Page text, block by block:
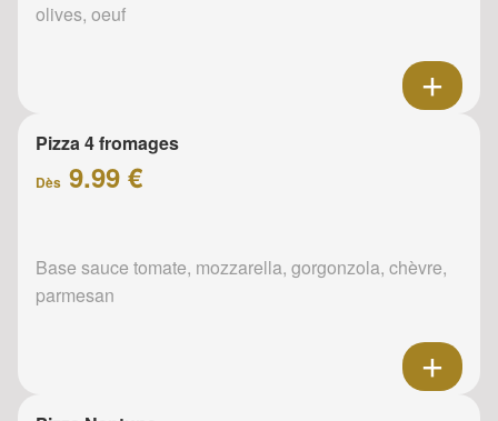
olives, oeuf
Pizza 4 fromages
Dès 9.99 €
Base sauce tomate, mozzarella, gorgonzola, chèvre,
parmesan